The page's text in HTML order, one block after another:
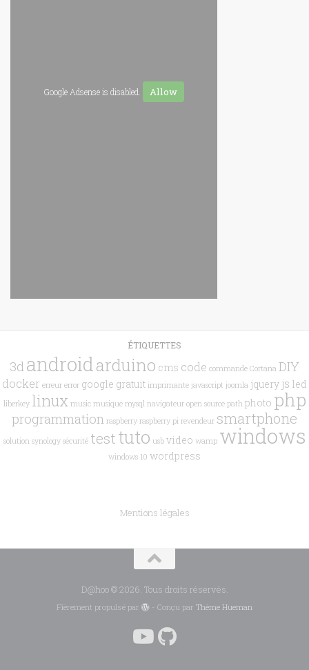
Google Adsense is disabled. Allow
ÉTIQUETTES
3d androidarduino cms code commande Cortana DIY
docker erreur error google gratuit imprimante javascript joomla jquery js led
liberkey linux music musique mysql navigateur open source path photo php
programmation raspberry raspberry pi revendeur smartphone
solution synology sécurité testtuto usb video wamp windows
windows 10 wordpress
Mentions légales
D@hoo © 2026. Tous droits réservés.
Fièrement propulsé par - Conçu par Thème Hueman